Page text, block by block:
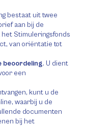
bestaat uit twee
aan bij de
het Stimuleringsfonds
van oriëntatie tot
beoordeling. U dient
een
kunt u de
waarbij u de
documenten
bij het